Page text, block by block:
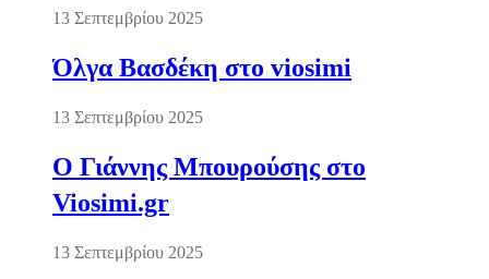
13 Σεπτεμβρίου 2025
Όλγα Βασδέκη στο viosimi
13 Σεπτεμβρίου 2025
Ο Γιάννης Μπουρούσης στο
Viosimi.gr
13 Σεπτεμβρίου 2025